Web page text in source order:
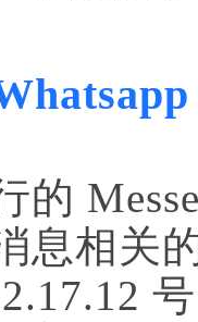
的
息相关